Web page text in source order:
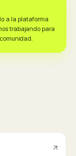
a la plataforma
trabajando para